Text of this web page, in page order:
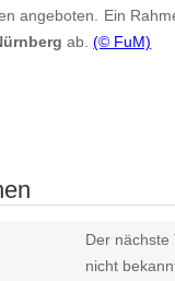
angeboten. Ein
ab.(© FuM)
Der nächste
nicht